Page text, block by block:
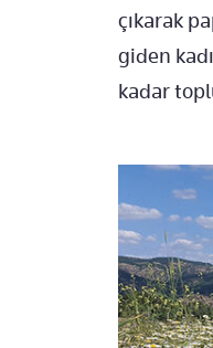
çıkarak
giden
kadar